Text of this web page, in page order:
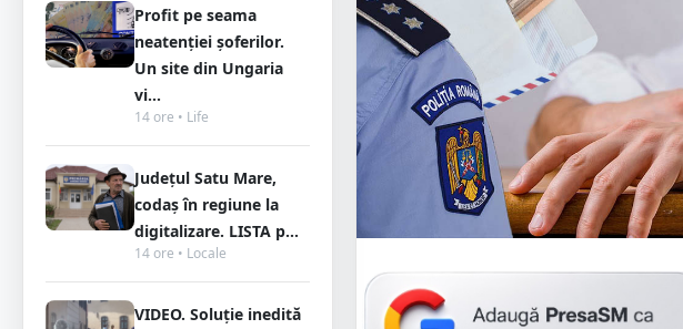
Profit pe seama
neatenției șoferilor.
Un site din Ungaria
vi...
14 ore • Life
Județul Satu Mare,
codaș în regiune la
digitalizare. LISTA p...
14 ore • Locale
VIDEO. Soluție inedită